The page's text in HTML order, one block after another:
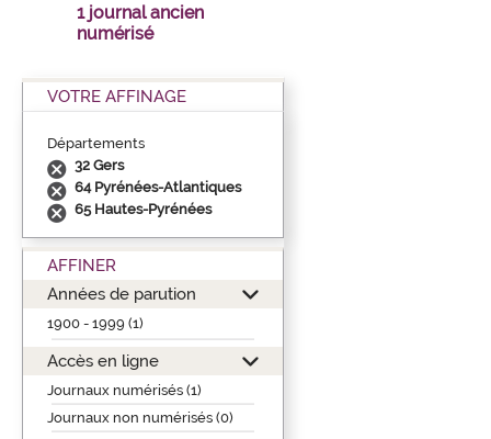
1 journal ancien
numérisé
VOTRE AFFINAGE
Départements
32 Gers
64 Pyrénées-Atlantiques
65 Hautes-Pyrénées
AFFINER
Années de parution
1900 - 1999 (1)
Accès en ligne
Journaux numérisés (1)
Journaux non numérisés (0)